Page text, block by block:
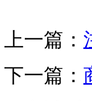
上一篇：
下一篇：